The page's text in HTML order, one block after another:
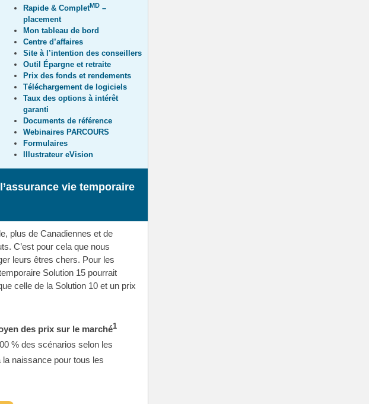
Rapide & CompletMD –
placement
Mon tableau de bord
Centre d’affaires
Site à l’intention des conseillers
Outil Épargne et retraite
Prix des fonds et rendements
Téléchargement de logiciels
Taux des options à intérêt
garanti
Documents de référence
Webinaires PARCOURS
Formulaires
Illustrateur eVision
vie temporaire
plus de Canadiennes et de
C’est pour cela que nous
leurs êtres chers. Pour les
Solution 15 pourrait
celle de la Solution 10 et un prix
des prix sur le marché1
% des scénarios selon les
naissance pour tous les